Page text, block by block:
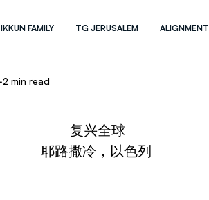
FAMILY TG JERUSALEM ALIGNMENT
2 min read
复兴全球
耶路撒冷，以色列